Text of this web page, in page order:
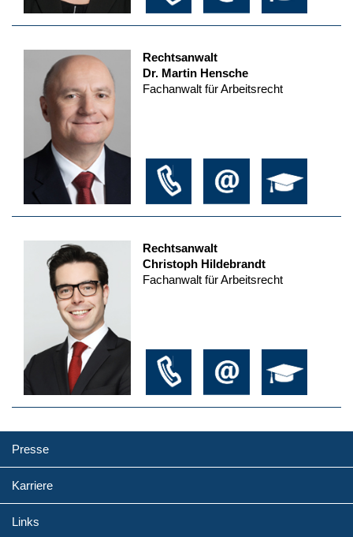
Rechtsanwalt
Dr. Martin Hensche
Fachanwalt für Arbeitsrecht
Rechtsanwalt
Christoph Hildebrandt
Fachanwalt für Arbeitsrecht
Presse
Karriere
Links